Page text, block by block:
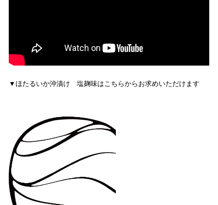
▼ほたるいか沖漬け 塩麹味はこちらからお求めいただけます